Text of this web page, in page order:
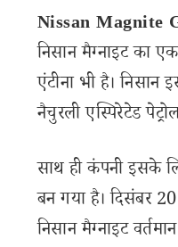
Nissan Magnite
निसान मैग्नाइट का
एंटीना भी है।
नैचुरली एस्पिरेटेड
साथ ही कंपनी इसके
बन गया है। दिसंबर
निसान मैग्नाइट